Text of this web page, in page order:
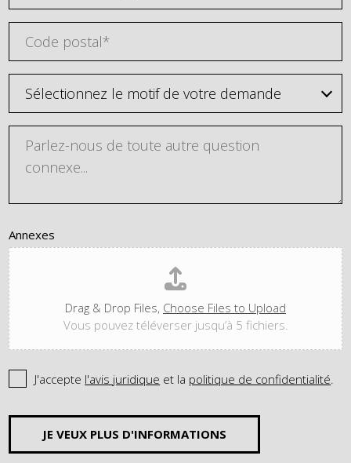
Annexes
Drag & Drop Files, Choose Files to Upload
Vous pouvez téléverser jusqu’à 5 fichiers.
J'accepte l'avis juridique et la politique de confidentialité.
JE VEUX PLUS D'INFORMATIONS